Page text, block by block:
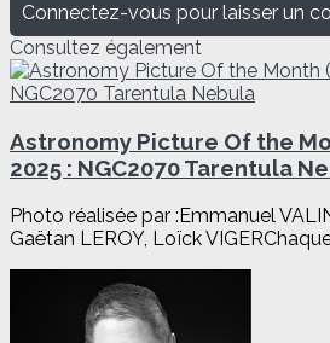
Connectez-vous pour laisser un
Consultez également
Astronomy Picture Of the
2025 : NGC2070 Tarentula
Photo réalisée par :Emmanuel
Gaëtan LEROY, Loïck